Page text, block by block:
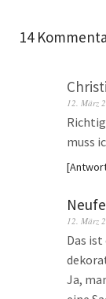
14
12. März
muss
12. März
Das
Ja,